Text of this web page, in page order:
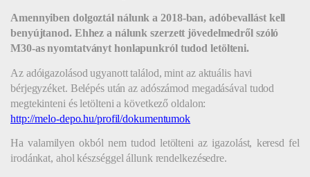
Amennyiben dolgoztál nálunk a 2018-ban, adóbevallást kell
benyújtanod. Ehhez a nálunk szerzett jövedelmedről szóló
M30-as nyomtatványt honlapunkról tudod letölteni.
Az adóigazolásod ugyanott találod, mint az aktuális havi
bérjegyzéket. Belépés után az adószámod megadásával tudod
megtekinteni és letölteni a következő oldalon:
http://melo-depo.hu/profil/dokumentumok
Ha valamilyen okból nem tudod letölteni az igazolást, keresd fel
irodánkat, ahol készséggel állunk rendelkezésedre.